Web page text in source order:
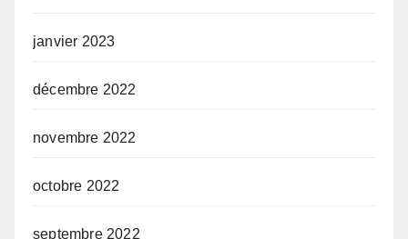
janvier 2023
décembre 2022
novembre 2022
octobre 2022
septembre 2022